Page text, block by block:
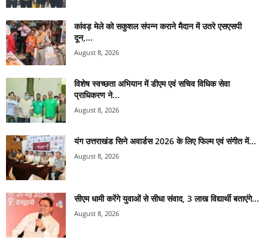
कांवड़ मेले को सकुशल संपन्न कराने मैदान में उतरे एसएसपी
दून,...
August 8, 2026
विशेष स्वच्छता अभियान में डीएम एवं सचिव विधिक सेवा
प्राधिकरण ने...
August 8, 2026
यंग उत्तराखंड सिने अवार्डस 2026 के लिए फिल्म एवं संगीत में...
August 8, 2026
सीएम धामी करेंगे युवाओं से सीधा संवाद, 3 लाख विद्यार्थी बताएंगे...
August 8, 2026